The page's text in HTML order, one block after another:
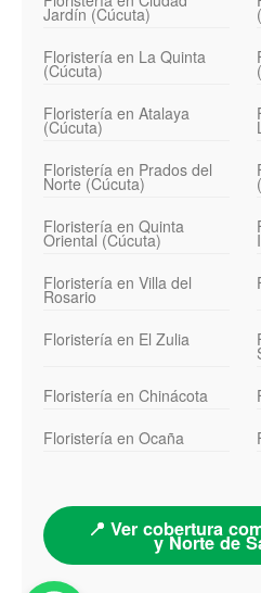
Jardín (Cúcuta)
Floristería en La Quinta
(Cúcuta)
Floristería en Atalaya
(Cúcuta)
Floristería en Prados del
Norte (Cúcuta)
Floristería en Quinta
Oriental (Cúcuta)
Floristería en Villa del
Rosario
Floristería en El Zulia
Floristería en Chinácota
Floristería en Ocaña
📍 Ver cobertura
y Norte de